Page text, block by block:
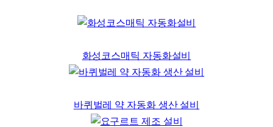
화성코스매틱 자동화설비
바퀴벌레 약 자동화 생산 설비